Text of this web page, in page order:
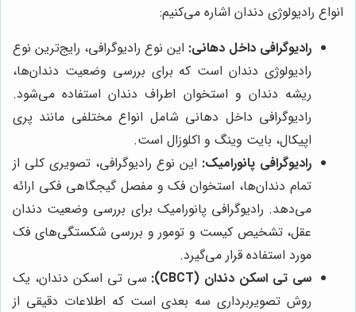
انواع رادیولوژی دندان اشاره می‌کنیم:
رادیوگرافی داخل دهانی: این نوع رادیوگرافی، رایج‌ترین نوع
رادیولوژی دندان است که برای بررسی وضعیت دندان‌ها،
ریشه دندان و استخوان اطراف دندان استفاده می‌شود.
رادیوگرافی داخل دهانی شامل انواع مختلفی مانند پری
اپیکال، بایت وینگ و اکلوزال است.
رادیوگرافی پانورامیک: این نوع رادیوگرافی، تصویری کلی از
تمام دندان‌ها، استخوان فک و مفصل گیجگاهی فکی ارائه
می‌دهد. رادیوگرافی پانورامیک برای بررسی وضعیت دندان
عقل، تشخیص کیست و تومور و بررسی شکستگی‌های فک
مورد استفاده قرار می‌گیرد.
سی تی اسکن دندان (CBCT):
سی تی اسکن دندان، یک
روش تصویربرداری سه بعدی است که اطلاعات دقیقی از